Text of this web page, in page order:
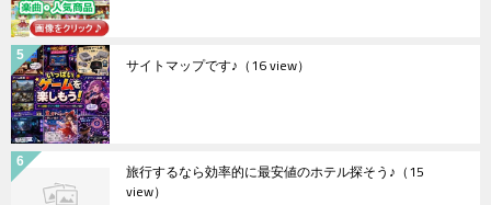
サイトマップです♪ （16 view）
旅行するなら効率的に最安値のホテル探そう♪ （15
view）